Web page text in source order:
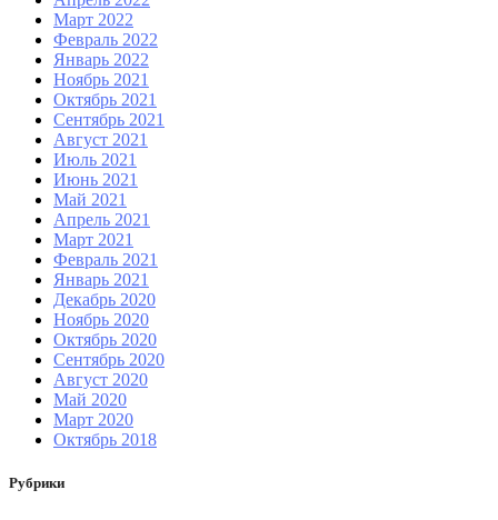
Март 2022
Февраль 2022
Январь 2022
Ноябрь 2021
Октябрь 2021
Сентябрь 2021
Август 2021
Июль 2021
Июнь 2021
Май 2021
Апрель 2021
Март 2021
Февраль 2021
Январь 2021
Декабрь 2020
Ноябрь 2020
Октябрь 2020
Сентябрь 2020
Август 2020
Май 2020
Март 2020
Октябрь 2018
Рубрики